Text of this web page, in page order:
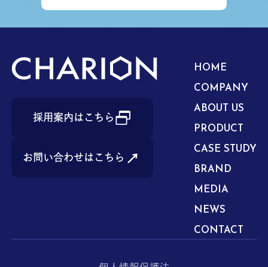
採用案内はこちら
お問い合わせはこちら
HOME
COMPANY
ABOUT US
PRODUCT
CASE STUDY
BRAND
MEDIA
NEWS
CONTACT